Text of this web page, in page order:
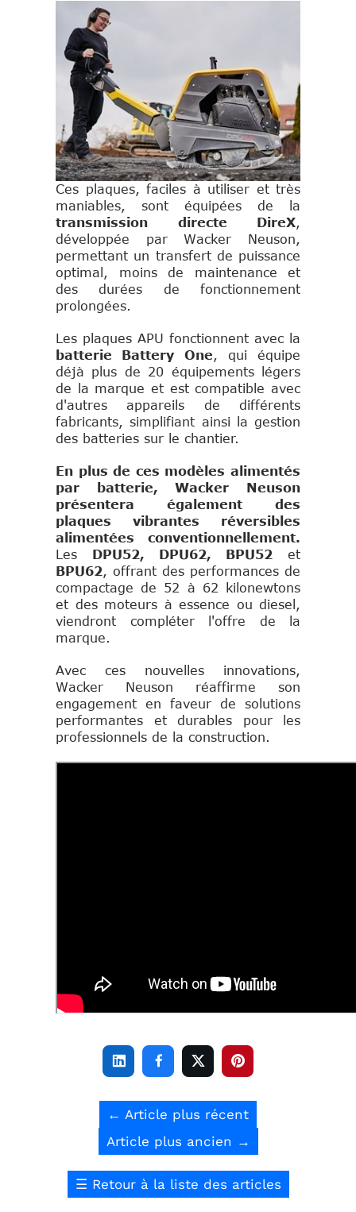
Ces plaques, faciles à utiliser et très
maniables, sont équipées de la
transmission directe DireX,
développée par Wacker Neuson,
permettant un transfert de puissance
optimal, moins de maintenance et
des durées de fonctionnement
prolongées.
Les plaques APU fonctionnent avec la
batterie Battery One, qui équipe
déjà plus de 20 équipements légers
de la marque et est compatible avec
d'autres appareils de différents
fabricants, simplifiant ainsi la gestion
des batteries sur le chantier.
En plus de ces modèles alimentés
par batterie, Wacker Neuson
présentera également des
plaques vibrantes réversibles
alimentées conventionnellement.
Les DPU52, DPU62, BPU52 et
BPU62, offrant des performances de
compactage de 52 à 62 kilonewtons
et des moteurs à essence ou diesel,
viendront compléter l'offre de la
marque.
Avec ces nouvelles innovations,
Wacker Neuson réaffirme son
engagement en faveur de solutions
performantes et durables pour les
professionnels de la construction.
   
← Article plus récent
Article plus ancien →
☰ Retour à la liste des articles